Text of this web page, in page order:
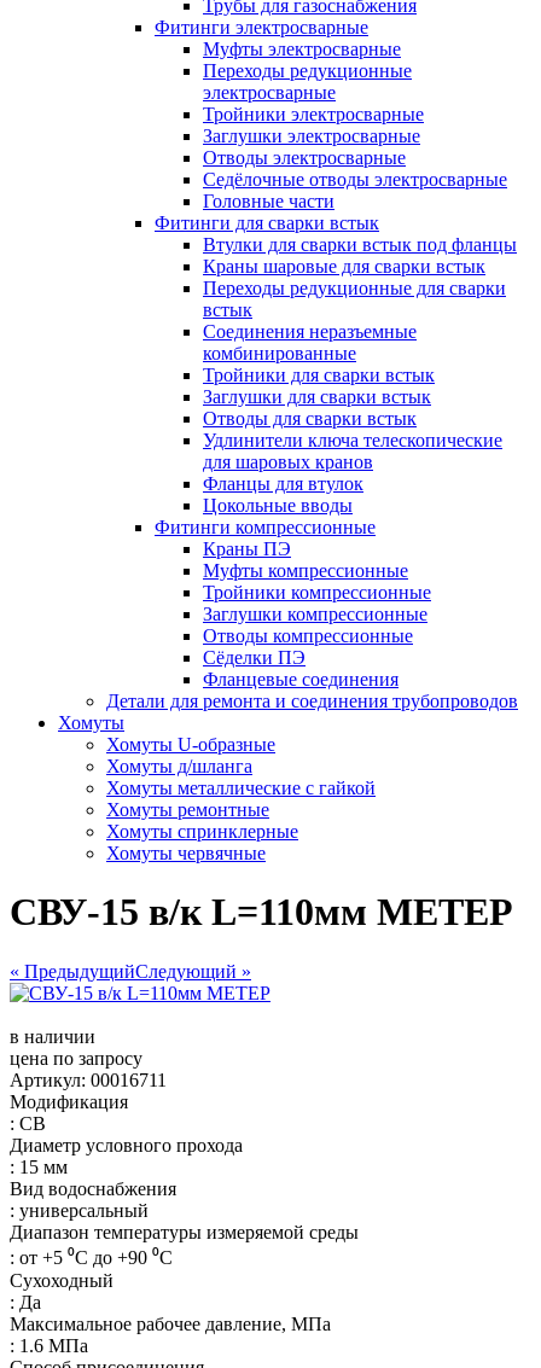
Трубы для газоснабжения
Фитинги электросварные
Муфты электросварные
Переходы редукционные
электросварные
Тройники электросварные
Заглушки электросварные
Отводы электросварные
Седёлочные отводы электросварные
Головные части
Фитинги для сварки встык
Втулки для сварки встык под фланцы
Краны шаровые для сварки встык
Переходы редукционные для сварки
встык
Соединения неразъемные
комбинированные
Тройники для сварки встык
Заглушки для сварки встык
Отводы для сварки встык
Удлинители ключа телескопические
для шаровых кранов
Фланцы для втулок
Цокольные вводы
Фитинги компрессионные
Краны ПЭ
Муфты компрессионные
Тройники компрессионные
Заглушки компрессионные
Отводы компрессионные
Сёделки ПЭ
Фланцевые соединения
Детали для ремонта и соединения трубопроводов
Хомуты
Хомуты U-образные
Хомуты д/шланга
Хомуты металлические с гайкой
Хомуты ремонтные
Хомуты спринклерные
Хомуты червячные
СВУ-15 в/к L=110мм МЕТЕР
« ПредыдущийСледующий »
в наличии
цена по запросу
Артикул: 00016711
Модификация
: СВ
Диаметр условного прохода
: 15 мм
Вид водоснабжения
: универсальный
Диапазон температуры измеряемой среды
: от +5 ⁰С до +90 ⁰С
Сухоходный
: Да
Максимальное рабочее давление, МПа
: 1.6 МПа